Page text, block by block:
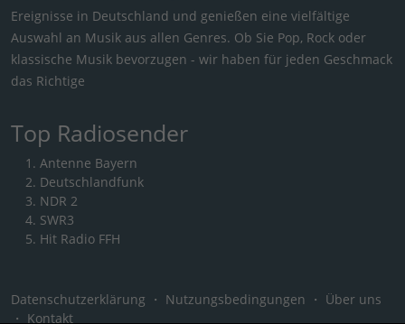
Ereignisse in Deutschland und genießen eine vielfältige
Auswahl an Musik aus allen Genres. Ob Sie Pop, Rock oder
klassische Musik bevorzugen - wir haben für jeden Geschmack
das Richtige
Top Radiosender
Antenne Bayern
Deutschlandfunk
NDR 2
SWR3
Hit Radio FFH
Datenschutzerklärung ・ Nutzungsbedingungen ・ Über uns
・ Kontakt